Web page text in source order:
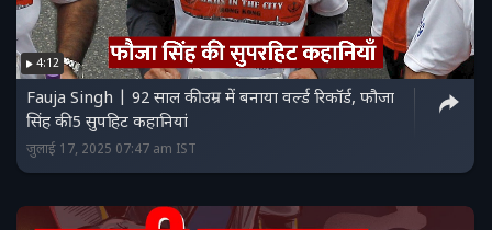
4:12
Fauja Singh | 92 साल की उम्र में बनाया वर्ल्ड रिकॉर्ड, फौजा
सिंह की 5 सुपहिट कहानियां
जुलाई 17, 2025 07:47 am IST